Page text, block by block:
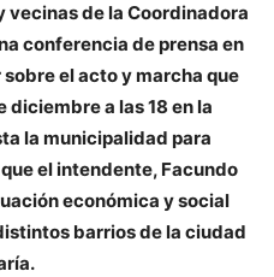
vecinas de la Coordinadora
conferencia de prensa en
el acto y marcha que
diciembre a las 18 en la
la municipalidad para
el intendente, Facundo
económica y social
barrios de la ciudad